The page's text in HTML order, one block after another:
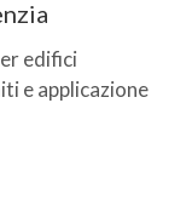
edifici
e applicazione